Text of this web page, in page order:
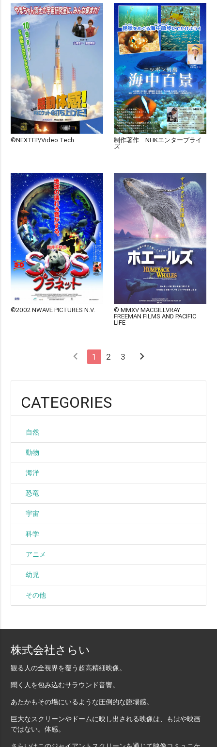
©NEXTEP/Video Tech 制作著作 NHKエンタープライ
ズ
©2002 NWAVE PICTURES N.V. © MMXV MACGILLVRAY
FREEMAN FILMS AND PACIFIC
LIFE
chevron_left 1 2 3 chevron_right
CATEGORIES
自然
動物
海洋
恐竜
宇宙
科学
アニメ
幼児
その他
株式会社さらい
観る人の全視界を覆う超高精細映像。
聞く人を包み込むサラウンド音響。
あたかもその場にいるような圧倒的な臨場感。
巨大なスクリーンやドームに映し出される映像は、もはや映画
ではない。体感。